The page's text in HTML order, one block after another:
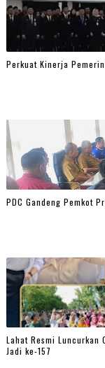
Perkuat Kinerja
PDC Gandeng Pemkot
Lahat Resmi Luncurkan
Jadi ke-157